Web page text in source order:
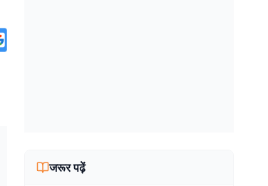
जरूर पढ़ें